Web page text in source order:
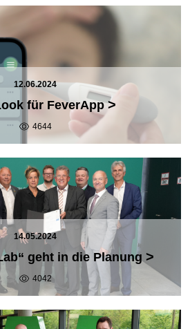
12.06.2024
für FeverApp>
4644
14.05.2024
geht in die Planung >
4042